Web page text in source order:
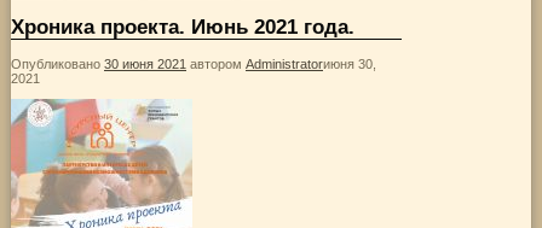
Хроника проекта. Июнь 2021 года.
Опубликовано 30 июня 2021 автором Administratorиюня 30,
2021